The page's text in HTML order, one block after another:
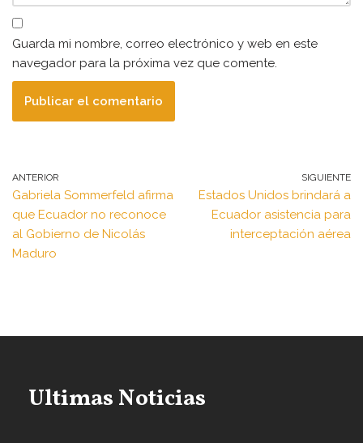
Guarda mi nombre, correo electrónico y web en este
navegador para la próxima vez que comente.
ANTERIOR
Gabriela Sommerfeld afirma
que Ecuador no reconoce
al Gobierno de Nicolás
Maduro
SIGUIENTE
Estados Unidos brindará a
Ecuador asistencia para
interceptación aérea
Ultimas Noticias